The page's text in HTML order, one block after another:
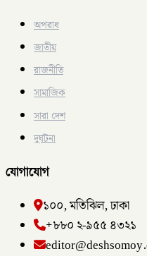
অপরাধ
জাতীয়
রাজনীতি
সামাজিক
সারা দেশ
দুর্ঘটনা
যোগাযোগ
১০০, মতিঝিল, ঢাকা
+৮৮০ ২-৯৫৫ ৪৩২১